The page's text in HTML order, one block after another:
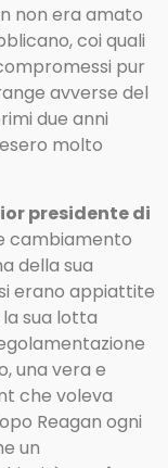
non era amato
coi quali
pur
avverse del
due anni
molto
presidente di
cambiamento
della sua
erano appiattite
sua lotta
una vera e
che voleva
Reagan ogni
un